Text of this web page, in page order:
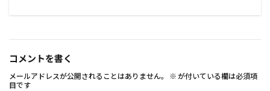
コメントを書く
メールアドレスが公開されることはありません。 ※ が付いている欄は必須項
目です